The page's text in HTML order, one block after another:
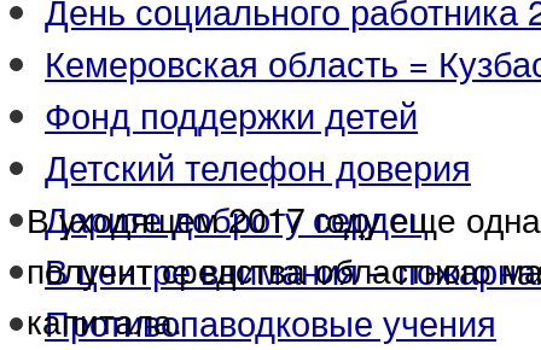
Кемеровская область =
Фонд поддержки детей
Детский телефон доверия
Дарите доброту сердец
В центре внимания –
Противопаводковые учения
В уходящем 2017 году еще
получит средства областного
капитала.